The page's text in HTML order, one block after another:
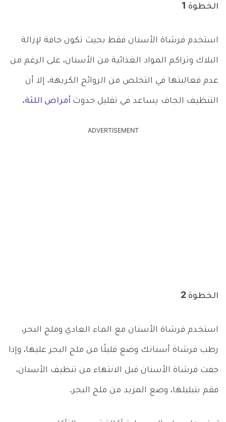
الخطوة 1
استخدم فرشاة الأسنان فقط بحيث تكون جافة لإزالة
البلاك وتراكم المواد الغذائية من الأسنان، على الرغم من
عدم فعاليتها في التخلص من الروائح الكريهة، إلا أن
التنظيف الجاف يساعد في تقليل حدوث أمراض اللثة.
ADVERTISEMENT
الخطوة 2
استخدم فرشاة الأسنان مع الماء العادي وملح البحر،
رطب فرشاة أسنانك وضع قليلًا من ملح البحر عليها، وإذا
جفت فرشاة الأسنان قبل الانتهاء من تنظيف الأسنان،
فقم بتبليلها، وضع المزيد من ملح البحر.